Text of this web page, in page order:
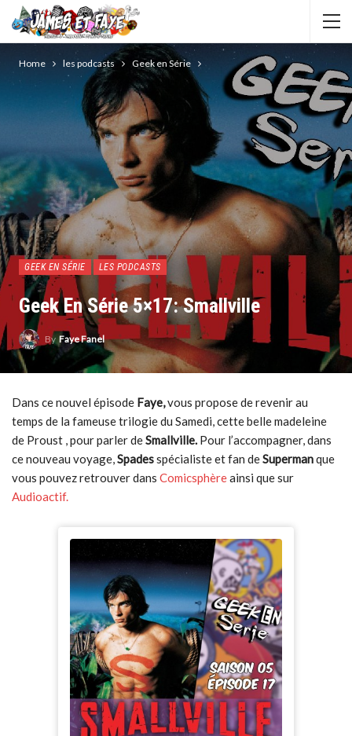
Home les podcasts Geek en Série
GEEK EN SÉRIE LES PODCASTS
Geek En Série 5×17: Smallville
By Faye Fanel
Dans ce nouvel épisode Faye,vous propose de revenir au
temps de la fameuse trilogie du Samedi, cette belle madeleine
de Proust , pour parler deSmallville. Pour l’accompagner, dans
ce nouveau voyage,Spadesspécialiste et fan deSupermanque
vous pouvez retrouver dans Comicsphèreainsi que sur
Audioactif.